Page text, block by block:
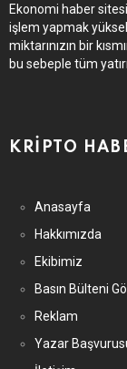
Ekonomi haber
işlem yapmak
miktarınızın bir
bu sebeple tüm
KRIPTO
Anasayfa
Hakkımızda
Ekibimiz
Basın Bülteni
Reklam
Yazar